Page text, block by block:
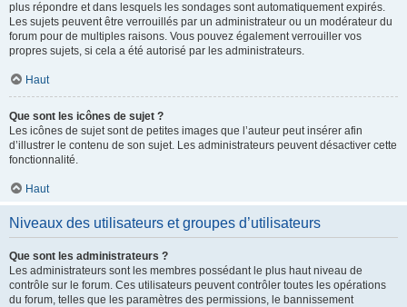
plus répondre et dans lesquels les sondages sont automatiquement expirés.
Les sujets peuvent être verrouillés par un administrateur ou un modérateur du
forum pour de multiples raisons. Vous pouvez également verrouiller vos
propres sujets, si cela a été autorisé par les administrateurs.
Haut
Que sont les icônes de sujet ?
Les icônes de sujet sont de petites images que l’auteur peut insérer afin
d’illustrer le contenu de son sujet. Les administrateurs peuvent désactiver cette
fonctionnalité.
Haut
Niveaux des utilisateurs et groupes d’utilisateurs
Que sont les administrateurs ?
Les administrateurs sont les membres possédant le plus haut niveau de
contrôle sur le forum. Ces utilisateurs peuvent contrôler toutes les opérations
du forum, telles que les paramètres des permissions, le bannissement